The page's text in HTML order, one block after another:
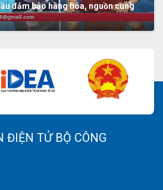
đảm bảo hàng hóa, nguồn cung
ĐIỆN TỬ BỘ CÔNG